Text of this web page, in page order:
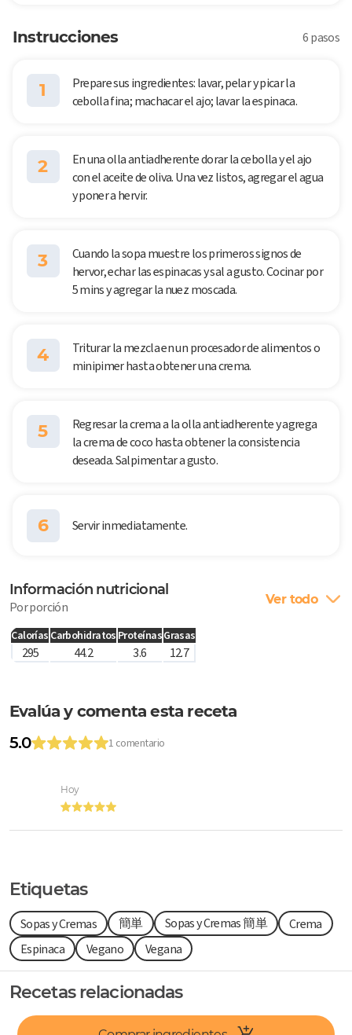
Instrucciones 6 pasos
1
Prepare sus ingredientes: lavar, pelar y picar la
cebolla fina; machacar el ajo; lavar la espinaca.
2
En una olla antiadherente dorar la cebolla y el ajo
con el aceite de oliva. Una vez listos, agregar el agua
y poner a hervir.
3
Cuando la sopa muestre los primeros signos de
hervor, echar las espinacas y sal a gusto. Cocinar por
5 mins y agregar la nuez moscada.
4
Triturar la mezcla en un procesador de alimentos o
minipimer hasta obtener una crema.
5
Regresar la crema a la olla antiadherente y agrega
la crema de coco hasta obtener la consistencia
deseada. Salpimentar a gusto.
6 Servir inmediatamente.
Información nutricional
Por porción Ver todo
Calorías Carbohidratos ProteínasGrasas
295 44.2 3.6 12.7
Evalúa y comenta esta receta
5.0
1 comentario
Hoy
Etiquetas
Sopas y Cremas 簡単 Sopas y Cremas 簡単
Crema
Espinaca
Vegano Vegana
Recetas relacionadas